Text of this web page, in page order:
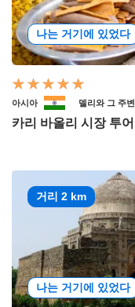
나는 거기에 있었다
아시아 델리와 그 주변
카리 바올리 시장 투어
거리 2 km
나는 거기에 있었다